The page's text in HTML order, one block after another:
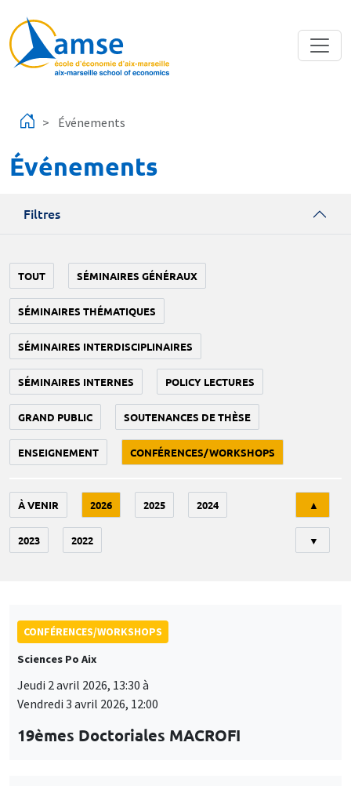
Événements
Événements
Filtres
TOUT SÉMINAIRES GÉNÉRAUX
SÉMINAIRES THÉMATIQUES
SÉMINAIRES INTERDISCIPLINAIRES
SÉMINAIRES INTERNES POLICY LECTURES
GRAND PUBLIC SOUTENANCES DE THÈSE
ENSEIGNEMENT CONFÉRENCES/WORKSHOPS
À VENIR 2026 2025 2024
2023 2022
▲
▼
CONFÉRENCES/WORKSHOPS
Sciences Po Aix
Jeudi 2 avril 2026, 13:30 à
Vendredi 3 avril 2026, 12:00
19èmes Doctoriales MACROFI